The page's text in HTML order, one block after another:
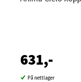
631,-
På nettlager
Åpent i dag 10-19
0 i butikk